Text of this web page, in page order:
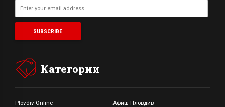
Категории
Plovdiv Online Афиш Пловдив